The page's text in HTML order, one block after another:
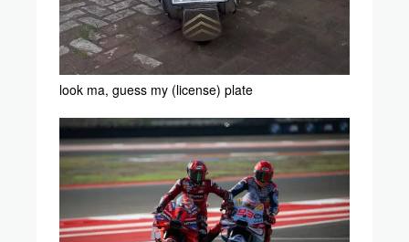
look ma, guess my (license) plate